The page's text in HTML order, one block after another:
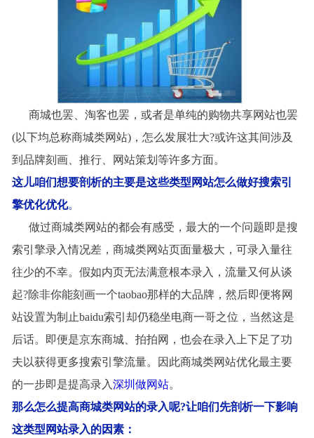
商城也罢、淘客也罢，或者是单纯的购物共享网站也罢
(以下均总称商城类网站)，怎么发展壮大?或许这其间涉及
到品牌刻画、推行、网站策划等许多方面。
这儿咱们想要剖析的主要是这些类型网站怎么做好搜索引
擎优化优化。
做过商城类网站的都会有感受，最大的一个问题即是搜
索引擎录入情况差，商城类网站页面量极大，可录入量往
往少的不幸。假如内页无法满意根本录入，流量又何从谈
起?除非你能刻画一个taobao那样的大品牌，然后即便将网
站设置为制止baidu索引却仍稳坐电商一哥之位，当然这是
后话。即便是京东商城、拍拍网，也会在录入上下足了功
夫 以获得更多搜索引擎流量。因此商城类网站优化最主要
的一步即是提高录入深圳做网站。
那么怎么提高商城类网站的录入呢?让咱们先剖析一下影响
这类型网站录入的因素：